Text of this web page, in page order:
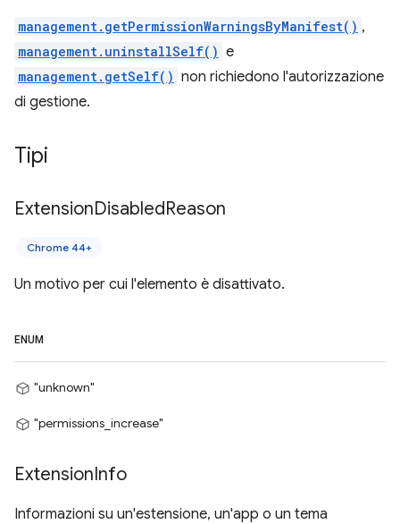
management.getPermissionWarningsByManifest() ,
management.uninstallSelf() e
management.getSelf() non richiedono l'autorizzazione
di gestione.
Tipi
ExtensionDisabledReason
Chrome 44+
Un motivo per cui l'elemento è disattivato.
ENUM
"unknown"
"permissions_increase"
ExtensionInfo
Informazioni su un'estensione, un'app o un tema